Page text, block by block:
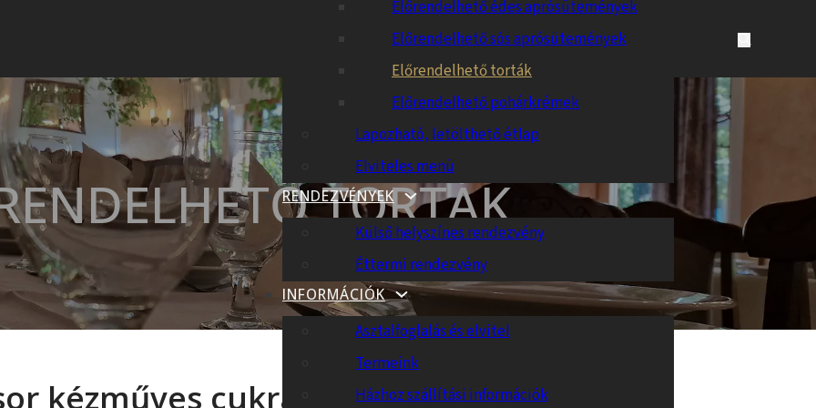
Előrendelhető édes aprósütemények
Előrendelhető sós aprósütemények
Előrendelhető torták
Előrendelhető pohárkrémek
Lapozható, letölthető étlap
Elviteles menü
RENDEZVÉNYEK
Külső helyszínes rendezvény
Éttermi rendezvény
INFORMÁCIÓK
Asztalfoglalás és elvitel
Termeink
Házhoz szállítási információk
TORTÁK
kézműves cukrász műhely